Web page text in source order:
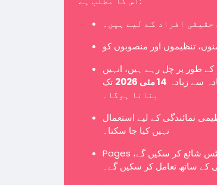
افراد کے لیے ہیں۔
طور پر چل رہے ہیں، انہیں
سے زیادہ 14 مئی 2026
تک Page میں تبدیل کرنا ہوگا یا نئے Page کے طور پر
بنانا ہوگا۔
نمائندگی کے لیے استعمال
نہیں کیا جا سکتا۔
Pages عوامی طور پر نظر آتے رہیں گے اور معمول کے مطابق پوسٹس شائع کر سکیں گے،
کے ساتھ تعامل کر سکیں گے۔